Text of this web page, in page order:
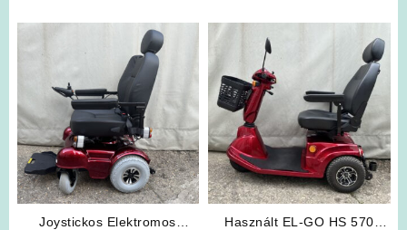
Joystickos Elektromos
Használt EL-GO HS 570